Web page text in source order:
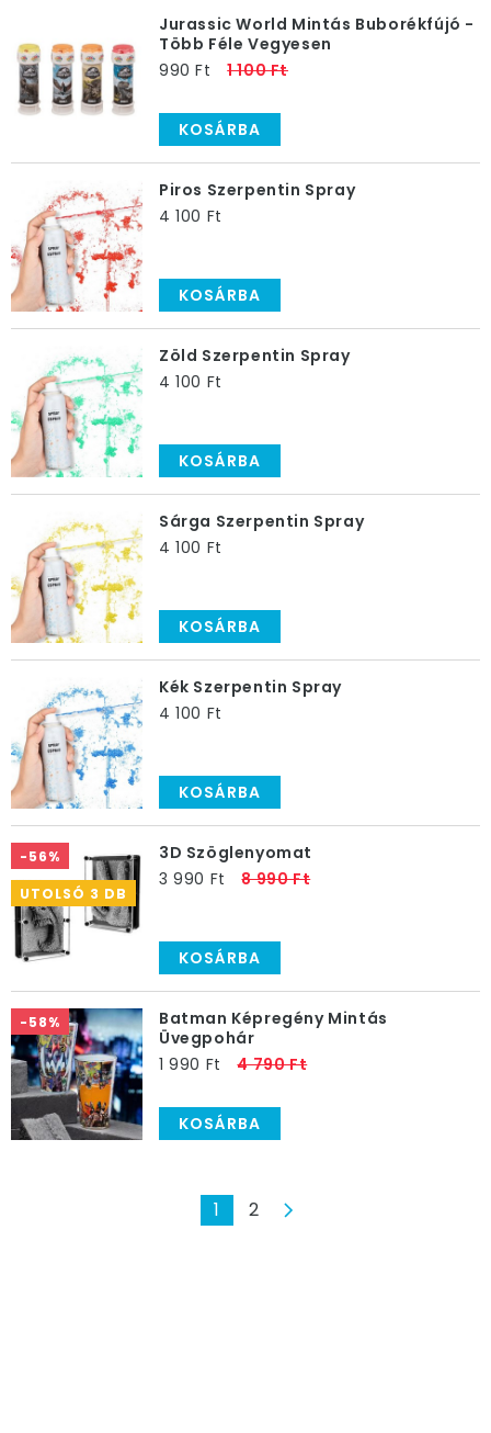
Jurassic World Mintás Buborékfújó -
Több Féle Vegyesen
990 Ft
1 100 Ft
KOSÁRBA
Piros Szerpentin Spray
4 100 Ft
KOSÁRBA
Zöld Szerpentin Spray
4 100 Ft
KOSÁRBA
Sárga Szerpentin Spray
4 100 Ft
KOSÁRBA
Kék Szerpentin Spray
4 100 Ft
KOSÁRBA
-56%
UTOLSÓ 3 DB
3D Szöglenyomat
3 990 Ft
8 990 Ft
KOSÁRBA
-58%
Batman Képregény Mintás
Üvegpohár
1 990 Ft
4 790 Ft
KOSÁRBA
1 2